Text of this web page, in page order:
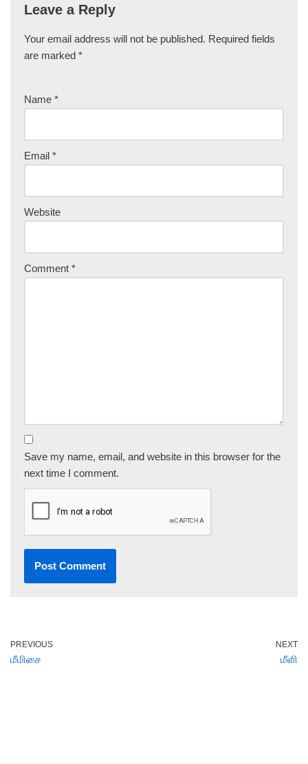
Leave a Reply
Your email address will not be published. Required fields
are marked *
Name *
Email *
Website
Comment *
Save my name, email, and website in this browser for the
next time I comment.
PREVIOUS
மீமிசை
NEXT
மீளி